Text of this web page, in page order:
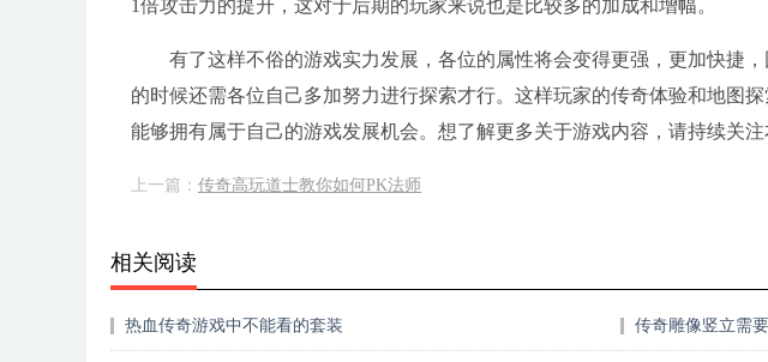
1倍攻击力的提升，这对于后期的玩家来说也是比较多的加成和增幅。
有了这样不俗的游戏实力发展，各位的属性将会变得更强，更加快捷
的时候还需各位自己多加努力进行探索才行。这样玩家的传奇体验和地图
能够拥有属于自己的游戏发展机会。想了解更多关于游戏内容，请持续关注
上一篇： 传奇高玩道士教你如何PK法师
相关阅读
热血传奇游戏中不能看的套装 传奇雕像竖立需